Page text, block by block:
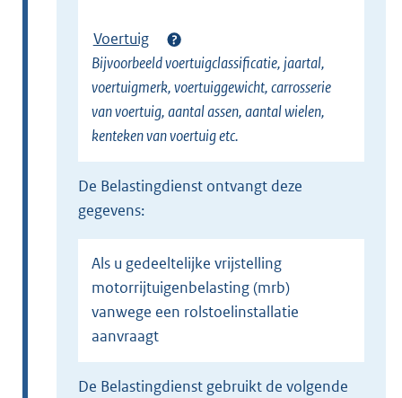
Voertuig
Bijvoorbeeld voertuigclassificatie, jaartal,
voertuigmerk, voertuiggewicht, carrosserie
van voertuig, aantal assen, aantal wielen,
kenteken van voertuig etc.
de Belastingdienst ontvangt deze
gegevens:
Als u gedeeltelijke vrijstelling
motorrijtuigenbelasting (mrb)
vanwege een rolstoelinstallatie
aanvraagt
de Belastingdienst gebruikt de volgende